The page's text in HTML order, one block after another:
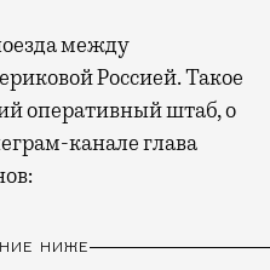
Россией. Такое
оперативный штаб, о
канале глава
НИЖЕ